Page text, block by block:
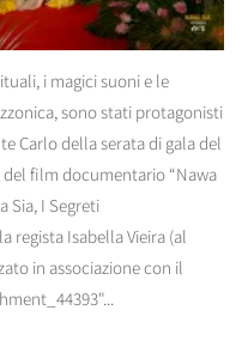
i magici suoni e le
sono stati protagonisti
Carlo della serata di gala del
del film documentario “Nawa
Sia, I Segreti
regista Isabella Vieira (al
in associazione con il